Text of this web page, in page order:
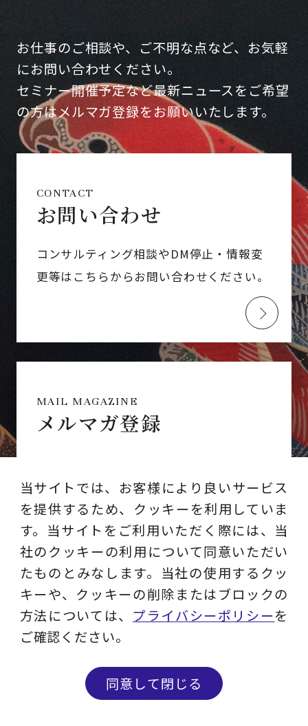
お仕事のご相談や、ご不明な点など、お気軽
にお問い合わせください。
セミナー開催予定など最新ニュースをご希望
の方はメルマガ登録をお願いいたします。
CONTACT
お問い合わせ
コンサルティング相談やDM停止・情報変
更等はこちらからお問い合わせください。
MAIL MAGAZINE
メルマガ登録
セミナー情報／コラムなどを
お届けします。
レイヤーズ・コンサルティング
当サイトでは、お客様により良いサービス
を提供するため、クッキーを利用していま
す。当サイトをご利用いただく際には、当
社のクッキーの利用について同意いただい
たものとみなします。当社の使用するクッ
キーや、クッキーの削除またはブロックの
方法については、 プライバシーポリシーを
ご確認ください。
同意して閉じる